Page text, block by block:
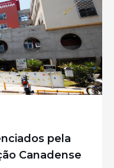
pela
Canadense